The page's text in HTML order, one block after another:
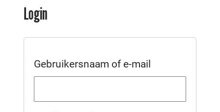
Login
Gebruikersnaam of e-mail